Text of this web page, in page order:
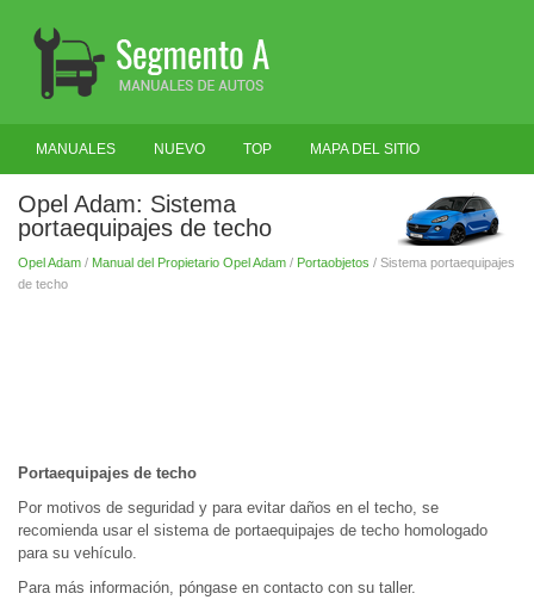
MANUALES NUEVO TOP MAPA DEL SITIO
BUSCAR
Opel Adam: Sistema
portaequipajes de techo
Opel Adam / Manual del Propietario Opel Adam / Portaobjetos / Sistema portaequipajes
de techo
Portaequipajes de techo
Por motivos de seguridad y para evitar daños en el techo, se
recomienda usar el sistema de portaequipajes de techo homologado
para su vehículo.
Para más información, póngase en contacto con su taller.